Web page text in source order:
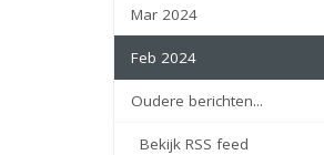
Mar 2024
Feb 2024
Oudere berichten...
Bekijk RSS feed